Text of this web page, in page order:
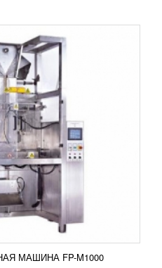
МАШИНА FP-M1000
МАШИНА
объемов таких
кофе, зерно,
и других, включая
Добавить в сравнение